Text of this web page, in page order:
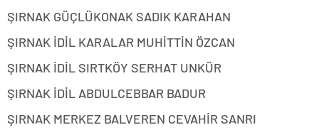
ŞIRNAK GÜÇLÜKONAK SADIK KARAHAN
ŞIRNAK İDİL KARALAR MUHİTTİN ÖZCAN
ŞIRNAK İDİL SIRTKÖY SERHAT UNKÜR
ŞIRNAK İDİL ABDULCEBBAR BADUR
ŞIRNAK MERKEZ BALVEREN CEVAHİR SANRI